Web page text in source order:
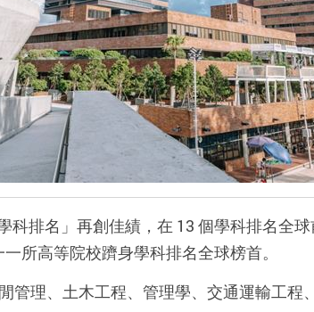
排名」再創佳績，在 13 個學科排名全
所高等院校躋身學科排名全球榜首。
管理、土木工程、管理學、交通運輸工程